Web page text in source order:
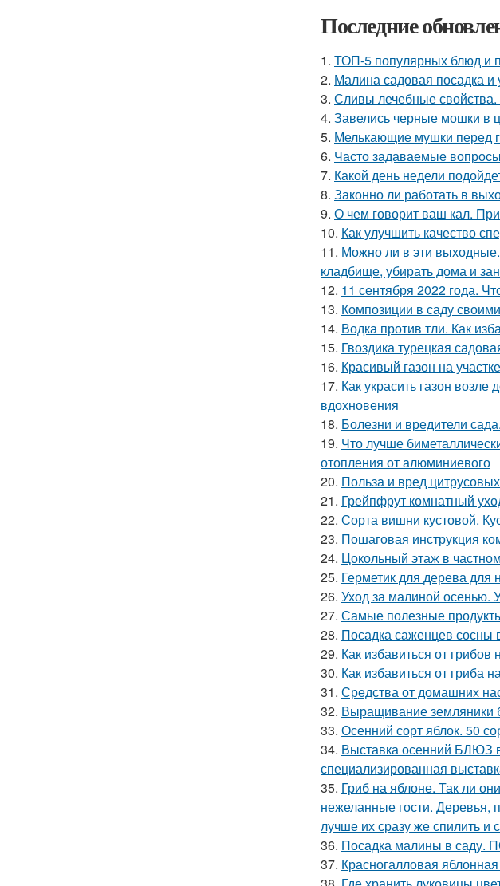
Последние
1. ТОП-5 популярных блюд и
2. Малина садовая посадка и
3. Сливы лечебные свойства.
4. Завелись черные мошки в
5. Мелькающие мушки перед
6. Часто задаваемые
7. Какой день недели
8. Законно ли работать в
9. О чем говорит ваш кал.
10. Как улучшить качество
11. Можно ли в эти
кладбище, убирать дома и
12. 11 сентября 2022 года.
13. Композиции в саду
14. Водка против тли. Как
15. Гвоздика турецкая
16. Красивый газон на
17. Как украсить газон
вдохновения
18. Болезни и вредители
19. Что лучше
отопления от алюминиевого
20. Польза и вред
21. Грейпфрут комнатный
22. Сорта вишни кустовой.
23. Пошаговая инструкция
24. Цокольный этаж в
25. Герметик для дерева для
26. Уход за малиной осенью.
27. Самые полезные
28. Посадка саженцев сосны
29. Как избавиться от
30. Как избавиться от гриба
31. Средства от домашних
32. Выращивание земляники
33. Осенний сорт яблок. 50
34. Выставка осенний БЛЮЗ
специализированная
35. Гриб на яблоне. Так ли
нежеланные гости. Деревья,
лучше их сразу же спилить и
36. Посадка малины в
37. Красногалловая